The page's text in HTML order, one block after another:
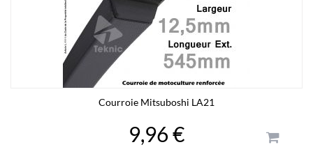
Courroie Mitsuboshi LA21
9,96 €